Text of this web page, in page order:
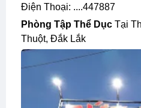
Điện Thoại: ....447887
Phòng Tập Thể Dục Tại
Thuột, Đắk Lắk